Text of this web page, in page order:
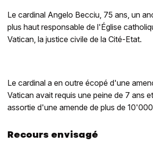
Le cardinal Angelo Becciu, 75 ans, un
plus haut responsable de l'Église
Vatican, la justice civile de la Cité-Etat.
Le cardinal a en outre écopé d'une
Vatican avait requis une peine de 7 ans
assortie d'une amende de plus de
Recours envisagé